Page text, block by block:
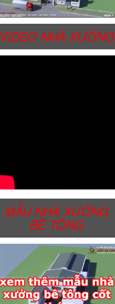
VIDEO NHÀ XƯỞNG
MẪU NHÀ XƯỞNG
BÊ TÔNG